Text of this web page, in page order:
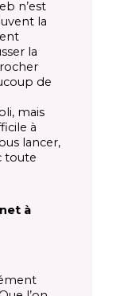
n’est
la
la
de
mais
à
lancer,
toute
à